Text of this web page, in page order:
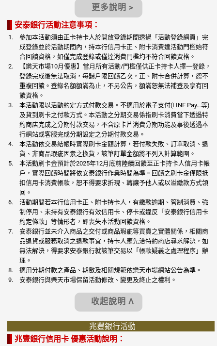
更多說明 >
安泰銀行活動注意事項：
參加本活動須由正卡持卡人於開放登錄期間透過「活動登錄網頁」完
成登錄並於活動期間內，持本行信用卡正、附卡消費達活動門檻始符
合回饋資格，如僅完成登錄或僅達消費門檻均不符合回饋資格。
【樂天市場10月優惠】當月所有活動/門檻僅供正卡持卡人擇一登錄，
登錄完成後無法取消，每歸戶限回饋乙次，正、附卡合併計算，恕不
重複回饋。登錄名額額滿為止，不另公告，額滿恕無法補登及享有回
饋資格。
本活動限以活動約定方式付款交易。不適用於電子支付(LINE Pay…等)
及貨到刷卡之付款方式。本活動之分期交易係指刷卡消費當下透過特
約商店完成之分期付款交易，不含原卡片消費分期功能及事後透過本
行網站或客服完成分期設定之分期付款交易。
本活動依交易結帳時實際刷卡金額計算，若付款失敗、訂單取消、退
貨、非商品瑕疵因素之換貨，該筆訂單金額將不列入計算範圍。
本活動刷卡金預計於2025年12月底前陸續回饋至正卡持卡人信用卡帳
戶，實際回饋時間將依安泰銀行作業時間為準。回饋之刷卡金僅限抵
扣信用卡消費帳款，恕不得要求折現、轉讓予他人或以溢繳款方式領
回。
活動期間若本行信用卡正、附卡持卡人，有繳款逾期、管制消費、強
制停用、未持有安泰銀行有效信用卡、停卡或違反「安泰銀行信用卡
約定條款」等情形者，即喪失本活動回饋資格。
安泰銀行並未介入商品之交付或商品瑕疵等買賣之實體關係，相關商
品退貨或服務取消之退款事宜，持卡人應先洽特約商店尋求解決，如
無法解決，得要求安泰銀行就該筆交易以「帳款疑義之處理程序」辦
理。
適用分期付款之產品、期數及相關規範依樂天市場網站公告為準。
安泰銀行與樂天市場保留活動修改、變更及終止之權利。
收起說明 Λ
兆豐銀行活動
兆豐銀行信用卡 優惠活動說明：